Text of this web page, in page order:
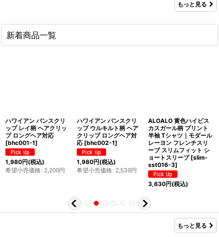
もっと見る
新着商品一覧
ハワイアン バンスクリ
ップ レイ柄 ヘアクリッ
プ ロングヘア対応
[bhc001-1]
1,980円(税込)
希望小売価格: 2,200円
ハワイアン バンスクリ
ップ ウルキルト柄 ヘア
クリップ ロングヘア対
応 [bhc002-1]
1,980円(税込)
希望小売価格: 2,530円
ALOALO 黄色ハイビス
カスガール柄 プリント
半袖 Tシャツ｜モダール
レーヨン フレンチスリ
ーブ スリムフィット シ
ョートスリーブ [slim-
sst016-3]
3,630円(税込)
もっと見る